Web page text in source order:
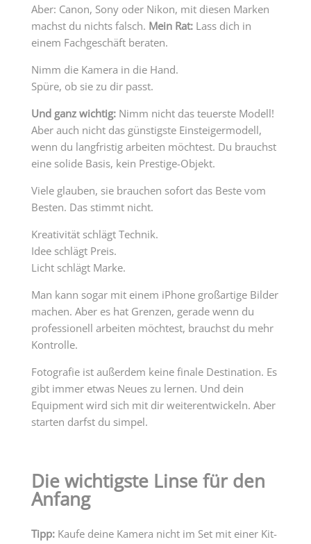
Aber: Canon, Sony oder Nikon, mit diesen Marken
machst du nichts falsch. Mein Rat:Lass dich in
einem Fachgeschäft beraten.
Nimm die Kamera in die Hand.
Spüre, ob sie zu dir passt.
Und ganz wichtig:Nimm nicht das teuerste Modell!
Aber auch nicht das günstigste Einsteigermodell,
wenn du langfristig arbeiten möchtest. Du brauchst
eine solide Basis, kein Prestige-Objekt.
Viele glauben, sie brauchen sofort das Beste vom
Besten. Das stimmt nicht.
Kreativität schlägt Technik.
Idee schlägt Preis.
Licht schlägt Marke.
Man kann sogar mit einem iPhone großartige Bilder
machen. Aber es hat Grenzen, gerade wenn du
professionell arbeiten möchtest, brauchst du mehr
Kontrolle.
Fotografie ist außerdem keine finale Destination. Es
gibt immer etwas Neues zu lernen. Und dein
Equipment wird sich mit dir weiterentwickeln. Aber
starten darfst du simpel.
Die wichtigste Linse für den
Anfang
Tipp:Kaufe deine Kamera nicht im Set mit einer Kit-